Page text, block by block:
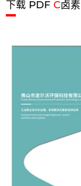
下载 PDF C卤素